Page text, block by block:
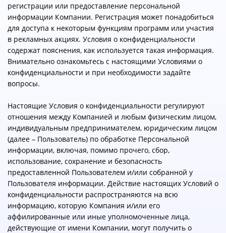
регистрации или предоставление персональной
информации Компании. Регистрация может понадобиться
для доступа к некоторым функциям программ или участия
в рекламных акциях. Условия о конфиденциальности
содержат пояснения, как используется такая информация.
Внимательно ознакомьтесь с настоящими Условиями о
конфиденциальности и при необходимости задайте
вопросы.
Настоящие Условия о конфиденциальности регулируют
отношения между Компанией и любым физическим лицом,
индивидуальным предпринимателем, юридическим лицом
(далее – Пользователь) по обработке Персональной
информации, включая, помимо прочего, сбор,
использование, сохранение и безопасность
предоставленной Пользователем и/или собранной у
Пользователя информации. Действие настоящих Условий о
конфиденциальности распространяются на всю
информацию, которую Компания и/или его
аффилированные или иные уполномоченные лица,
действующие от имени Компании, могут получить о